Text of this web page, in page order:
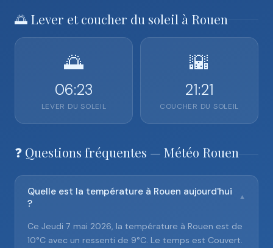
🌅 Lever et coucher du soleil à Rouen
🌅
06:23
LEVER DU SOLEIL
🌇
21:21
COUCHER DU SOLEIL
❓ Questions fréquentes — Météo Rouen
Quelle est la température à Rouen aujourd'hui
?
▼
Ce Jeudi 7 mai 2026, la température à Rouen est de
10°C avec un ressenti de 9°C. Le temps est Couvert.